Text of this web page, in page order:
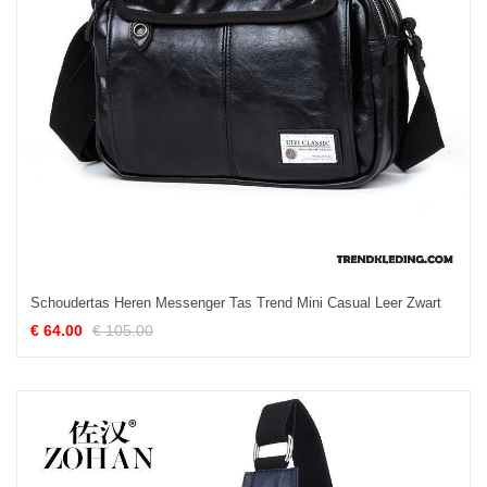
Schoudertas Heren Messenger Tas Trend Mini Casual Leer Zwart
€ 64.00 € 105.00